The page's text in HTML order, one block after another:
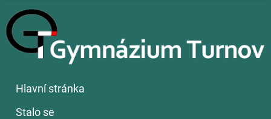
Hlavní stránka
Stalo se